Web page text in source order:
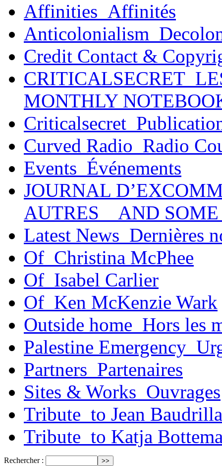
Affinities_Affinités
Credit Contact &
MONTHLY
Curved Radio_Radio
Events_Événements
JOURNAL
AUTRES _ AND
Latest News_Dernières
Of_Christina McPhee
Of_Isabel Carlier
Of_Ken McKenzie Wark
Outside home_Hors les
Palestine
Partners_Partenaires
Sites & Works_Ouvrages
Tribute_to Jean
Tribute_to Katja
Rechercher :